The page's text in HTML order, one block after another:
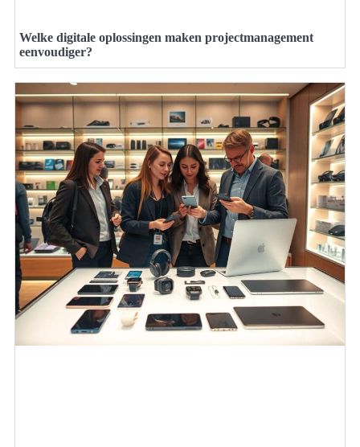
Welke digitale oplossingen maken projectmanagement
eenvoudiger?